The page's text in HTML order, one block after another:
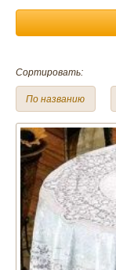
Материал:
Сортировать:
По названию